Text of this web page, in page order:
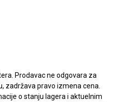
Prodavac ne odgovara za
zadržava pravo izmena cena.
o stanju lagera i aktuelnim